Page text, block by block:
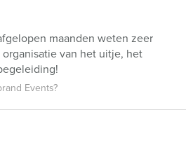
maanden weten zeer
van het uitje, het
Events?